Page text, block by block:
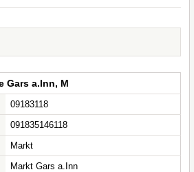
Gars a.Inn, M
09183118
091835146118
Markt
Markt Gars a.Inn